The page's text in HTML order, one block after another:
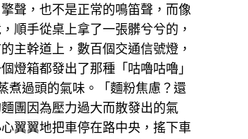
聲，也不是正常的鳴笛聲，而像
順手從桌上拿了一張髒兮兮的，
主幹道上，數百個交通信號燈，
燈箱都發出了那種「咕嚕咕嚕」
過頭的氣味。「麵粉焦慮？還
團因為壓力過大而散發出的氣
翼翼地把車停在路中央，搖下車